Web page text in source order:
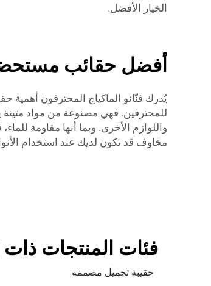
الخيار الأفضل.
أفضل حقائب
للمحترفين. فهي مصنوعة من مواد متينة
واللوازم الأخرى. وبما أنها مقاومة
مخاوف قد تكون لديك عند استخدام
فئات المنتجات ذات
حقيبة تجميل مصممة